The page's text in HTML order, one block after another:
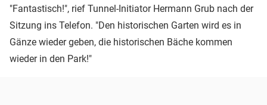
"Fantastisch!", rief Tunnel-Initiator Hermann Grub nach der
Sitzung ins Telefon. "Den historischen Garten wird es in
Gänze wieder geben, die historischen Bäche kommen
wieder in den Park!"